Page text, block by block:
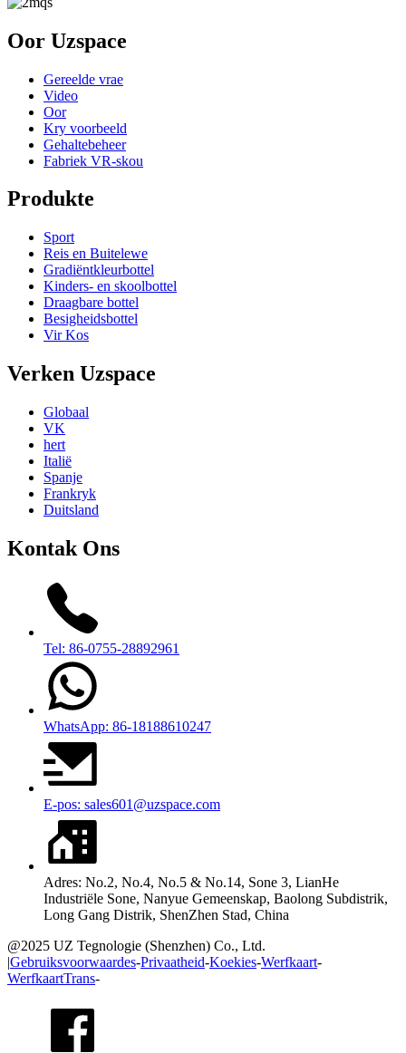
Oor Uzspace
Gereelde vrae
Video
Oor
Kry voorbeeld
Gehaltebeheer
Fabriek VR-skou
Produkte
Sport
Reis en Buitelewe
Gradiëntkleurbottel
Kinders- en skoolbottel
Draagbare bottel
Besigheidsbottel
Vir Kos
Verken Uzspace
Globaal
VK
hert
Italië
Spanje
Frankryk
Duitsland
Kontak Ons
Tel: 86-0755-28892961
WhatsApp: 86-18188610247
E-pos: sales601@uzspace.com
Adres: No.2, No.4, No.5 & No.14, Sone 3, LianHe
Industriële Sone, Nanyue Gemeenskap, Baolong Subdistrik,
Long Gang Distrik, ShenZhen Stad, China
@2025 UZ Tegnologie (Shenzhen) Co., Ltd.
|Gebruiksvoorwaardes-Privaatheid-Koekies-Werfkaart-
WerfkaartTrans-